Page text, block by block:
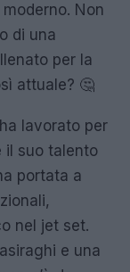
Non
di una
per la
attuale? 🤔
lavorato per
il suo talento
portata a
nel jet set.
e una